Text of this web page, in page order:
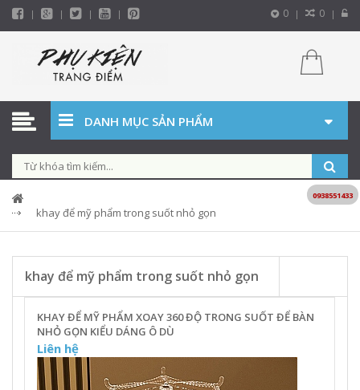
0 0
DANH MỤC SẢN PHẨM
khay để mỹ phẩm trong suốt nhỏ gọn
khay để mỹ phẩm trong suốt nhỏ gọn
KHAY ĐỂ MỸ PHẨM XOAY 360 ĐỘ TRONG SUỐT ĐỂ BÀN
NHỎ GỌN KIỂU DÁNG Ô DÙ
Liên hệ
0938551433